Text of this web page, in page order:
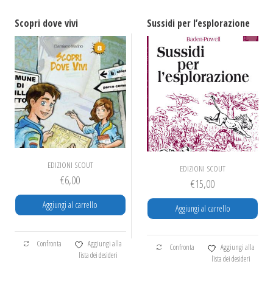
Scopri dove vivi
EDIZIONI SCOUT
€6,00
Aggiungi al carrello
Confronta
Aggiungi alla
lista dei desideri
Sussidi per l’esplorazione
EDIZIONI SCOUT
€15,00
Aggiungi al carrello
Confronta
Aggiungi alla
lista dei desideri